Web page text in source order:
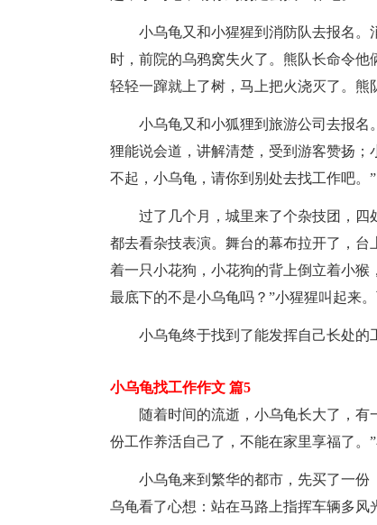
小乌龟又和小猩猩到消防队去报名。
时，前院的乌鸦窝失火了。熊队长命令
轻轻一蹿就上了树，马上把火浇灭了。熊
小乌龟又和小狐狸到旅游公司去报名
狸能说会道，讲解清楚，受到游客赞扬
不起，小乌龟，请你到别处去找工作吧。”
过了几个月，城里来了个杂技团，四
都去看杂技表演。舞台的幕布拉开了，
着一只小花狗，小花狗的背上倒立着小猴
最底下的不是小乌龟吗？”小猩猩叫起来
小乌龟终于找到了能发挥自己长处的
小乌龟找工作作文 篇5
随着时间的流逝，小乌龟长大了，有
份工作养活自己了，不能在家里享福了。
小乌龟来到繁华的都市，先买了一份
乌龟看了心想：站在马路上指挥车辆多